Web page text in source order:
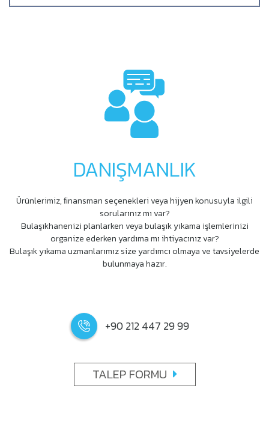
DANIŞMANLIK
Ürünlerimiz, ﬁnansman seçenekleri veya hijyen konusuyla ilgili
sorularınız mı var?
Bulaşıkhanenizi planlarken veya bulaşık yıkama işlemlerinizi
organize ederken yardıma mı ihtiyacınız var?
Bulaşık yıkama uzmanlarımız size yardımcı olmaya ve tavsiyelerde
bulunmaya hazır.
+90 212 447 29 99
TALEP FORMU